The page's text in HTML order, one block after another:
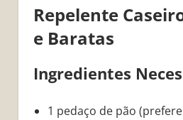
Repelente
e Baratas
Ingredientes
1 pedaço de pão